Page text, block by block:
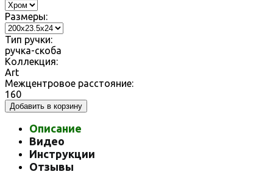
Размеры:
Тип ручки:
ручка-скоба
Коллекция:
Art
Межцентровое расстояние:
160
Добавить в корзину
Описание
Видео
Инструкции
Отзывы